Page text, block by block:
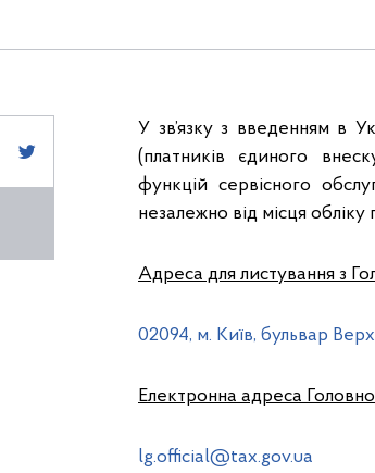
У зв’язку з введенням в
(платників єдиного
функцій сервісного
незалежно від місця обліку
Адреса для листування з
02094, м. Київ, бульвар
Електронна адреса
lg.official@tax.gov.ua